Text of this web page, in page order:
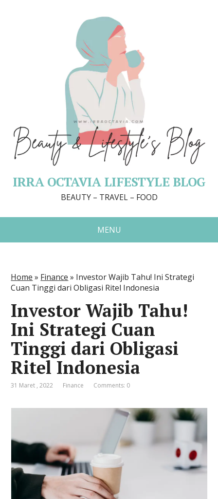
IRRA OCTAVIA LIFESTYLE BLOG
BEAUTY – TRAVEL – FOOD
MENU
Home » Finance » Investor Wajib Tahu! Ini Strategi
Cuan Tinggi dari Obligasi Ritel Indonesia
Investor Wajib Tahu!
Ini Strategi Cuan
Tinggi dari Obligasi
Ritel Indonesia
31 Maret , 2022 Finance Comments: 0